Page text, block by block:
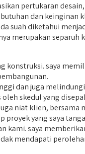
pertukaran
dan keinginan
suah diketahui
merupakan separuh
konstruksi. saya
dan juga
skedul yang
niat klien, bersama
proyek yang saya
saya
mendapati